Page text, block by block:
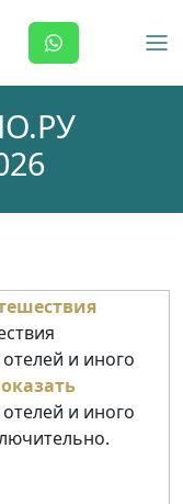
и иного
и иного